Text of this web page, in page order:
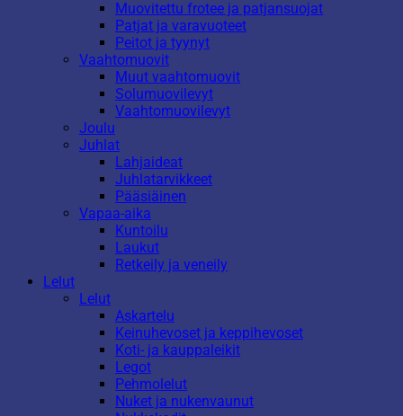
Muovitettu frotee ja patjansuojat
Patjat ja varavuoteet
Peitot ja tyynyt
Vaahtomuovit
Muut vaahtomuovit
Solumuovilevyt
Vaahtomuovilevyt
Joulu
Juhlat
Lahjaideat
Juhlatarvikkeet
Pääsiäinen
Vapaa-aika
Kuntoilu
Laukut
Retkeily ja veneily
Lelut
Lelut
Askartelu
Keinuhevoset ja keppihevoset
Koti- ja kauppaleikit
Legot
Pehmolelut
Nuket ja nukenvaunut